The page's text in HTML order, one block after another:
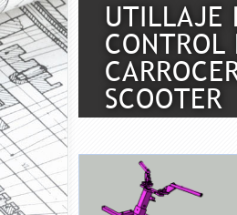
UTILLAJE
CONTROL
SCOOTER